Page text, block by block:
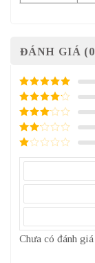
ĐÁNH GIÁ
5/ 5 điểm
4/ 5
điểm
3/ 5
điểm
2/
điểm
1
điểm
Chưa có đánh giá